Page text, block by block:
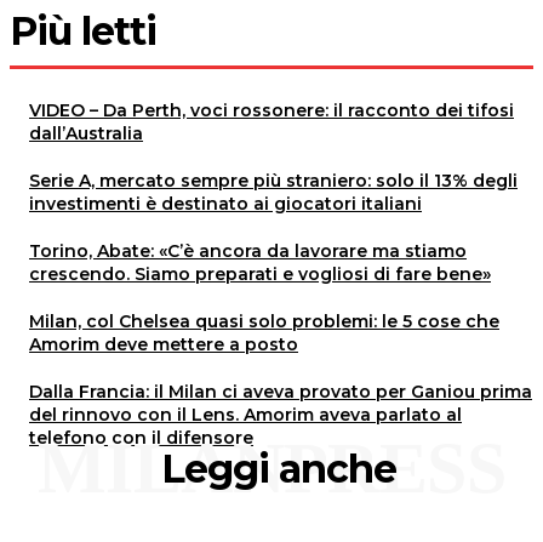
Più letti
VIDEO – Da Perth, voci rossonere: il racconto dei tifosi
dall’Australia
Serie A, mercato sempre più straniero: solo il 13% degli
investimenti è destinato ai giocatori italiani
Torino, Abate: «C’è ancora da lavorare ma stiamo
crescendo. Siamo preparati e vogliosi di fare bene»
Milan, col Chelsea quasi solo problemi: le 5 cose che
Amorim deve mettere a posto
Dalla Francia: il Milan ci aveva provato per Ganiou prima
del rinnovo con il Lens. Amorim aveva parlato al
telefono con il difensore
Leggi anche
MILANPRESS